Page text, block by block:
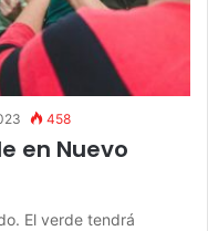
458
en Nuevo
El verde tendrá